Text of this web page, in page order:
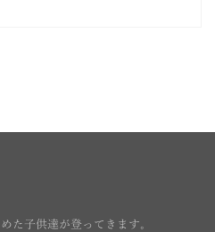
た子供達が登ってきます。